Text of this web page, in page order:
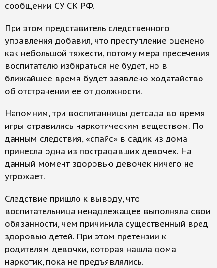
сообщении СУ СК РФ.
При этом представитель следственного
управления добавил, что преступление оценено
как небольшой тяжести, потому мера пресечения
воспитателю избираться не будет, но в
ближайшее время будет заявлено ходатайство
об отстранении ее от должности.
Напомним, три воспитанницы детсада во время
игры отравились наркотическим веществом. По
данным следствия, «спайс» в садик из дома
принесла одна из пострадавших девочек. На
данный момент здоровью девочек ничего не
угрожает.
Следствие пришло к выводу, что
воспитательница ненадлежащее выполняла свои
обязанности, чем причинила существенный вред
здоровью детей. При этом претензии к
родителям девочки, которая нашла дома
наркотик, пока не предъявлялись.